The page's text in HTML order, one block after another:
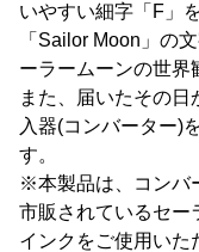
いやすい細字「F」
「Sailor Moon」の
ーラームーンの世界
また、届いたその
入器(コンバーター)
す。
※本製品は、コンバ
市販されているセー
インクをご使用いた